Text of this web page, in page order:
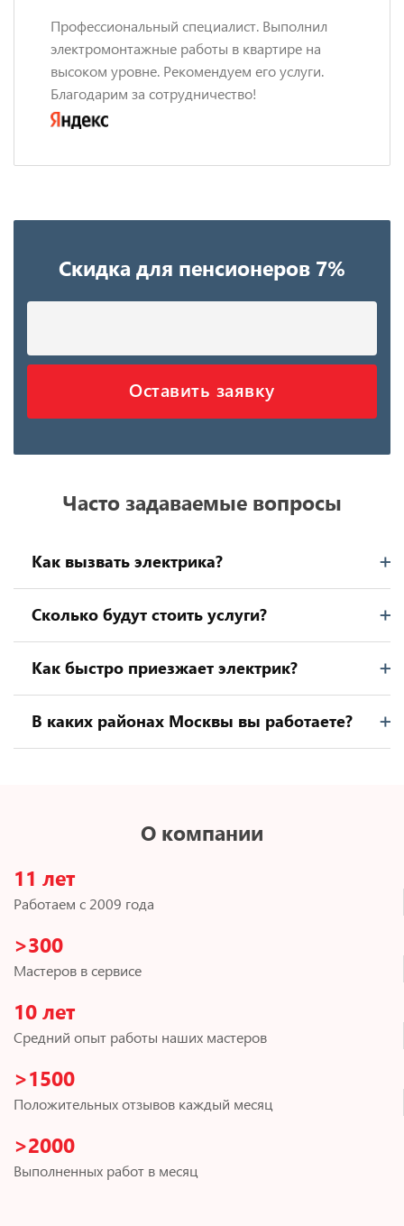
Профессиональный специалист. Выполнил
электромонтажные работы в квартире на
высоком уровне. Рекомендуем его услуги.
Благодарим за сотрудничество!
Скидка для пенсионеров 7%
Оставить заявку
Часто задаваемые вопросы
Как вызвать электрика?
Сколько будут стоить услуги?
Как быстро приезжает электрик?
В каких районах Москвы вы работаете?
О компании
11 лет
Работаем с 2009 года
>300
Мастеров в сервисе
10 лет
Средний опыт работы наших мастеров
>1500
Положительных отзывов каждый месяц
>2000
Выполненных работ в месяц